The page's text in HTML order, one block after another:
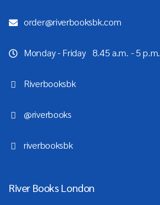
order@riverbooksbk.com
Monday - Friday 8.45 a.m. - 5 p.m.
Riverbooksbk
@riverbooks
riverbooksbk
River Books London